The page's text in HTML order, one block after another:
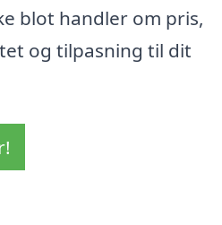
blot handler om pris,
og tilpasning til dit